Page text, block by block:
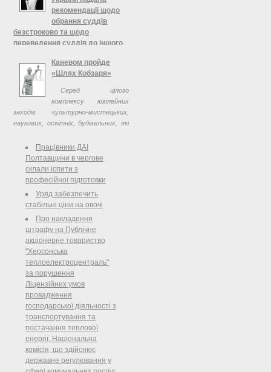
рекомендації щодо
обрання суддів
безстроково та щодо
переведення суддів до іншого
• Шурупова В’ячеслава
Вікторовича — суддею
Суворовського районного суду
міста Одеси;
Каневом пройде
«Шлях Кобзаря»
Серед цілого
комплексу ювілейних
заходів культурно-мистецьких,
наукових, освітніх, будівельних, які
рівні, чимало вже зроблено й у
самому Шевченковому краї.
Працівники ДАІ
Полтавщини в чергове
склали іспити з
професійної підготовки
Уряд забезпечить
стабільні ціни на овочі
Про накладення
штрафу на Публічне
акціонерне товариство
"Херсонська
теплоелектроцентраль"
за порушення
Ліцензійних умов
провадження
господарської діяльності з
транспортування та
постачання теплової
енергії, Національна
комісія, що здійснює
державне регулювання у